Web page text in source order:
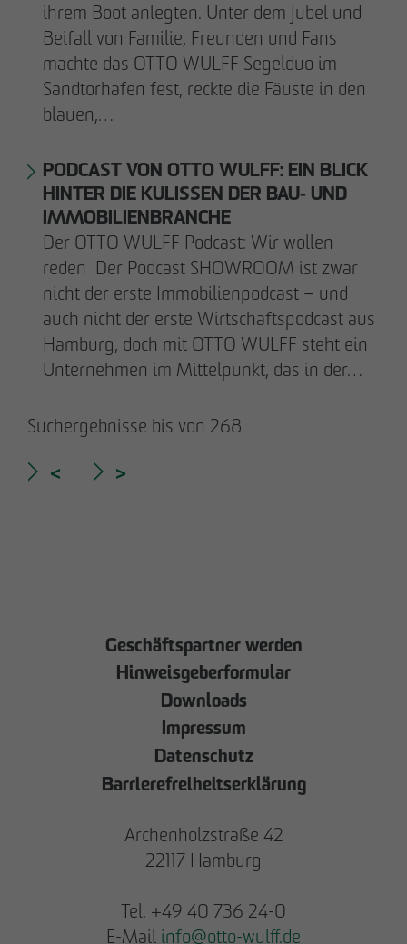
ihrem Boot anlegten. Unter dem Jubel und
Beifall von Familie, Freunden und Fans
machte das OTTO WULFF Segelduo im
Sandtorhafen fest, reckte die Fäuste in den
blauen,…
PODCAST VON OTTO WULFF: EIN BLICK
HINTER DIE KULISSEN DER BAU‑ UND
IMMOBILIENBRANCHE
Der OTTO WULFF Podcast: Wir wollen
reden Der Podcast SHOWROOM ist zwar
nicht der erste Immobilienpodcast – und
auch nicht der erste Wirtschaftspodcast aus
Hamburg, doch mit OTTO WULFF steht ein
Unternehmen im Mittelpunkt, das in der…
Suchergebnisse bis von 268
< >
Geschäftspartner werden
Hinweisgeberformular
Downloads
Impressum
Datenschutz
Barrierefreiheitserklärung
Archenholzstraße 42
22117 Hamburg
Tel. +49 40 736 24-0
E-Mail info@otto-wulff.de